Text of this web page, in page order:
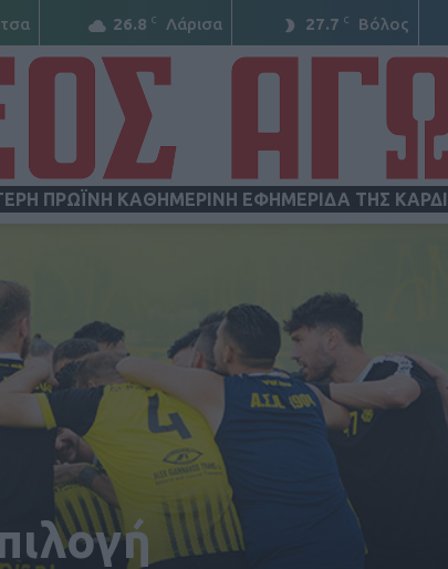
26.8 C Λάρισα 27.7 C Βόλος
ΠΡΩΪΝΗ ΚΑΘΗΜΕΡΙΝΗ ΕΦΗΜΕΡΙΔΑ ΤΗΣ
ΑΓΩΝ